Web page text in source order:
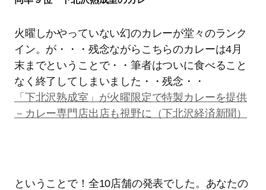
火曜しかやっていない幻のカレーが堂々のランク
イン。が・・・残念ながらこちらのカレーは4月
末までということで・・筆者はついに食べること
なく終了してしまいました・・残念・・
「下北沢熟成室」が火曜限定で特製カレーを提供
－カレー専門店出店も視野に（下北沢経済新聞）
ということで！全10店舗の発表でした。あなたの